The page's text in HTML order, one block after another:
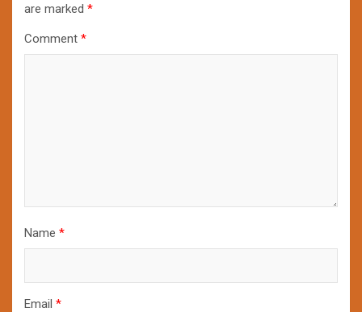
are marked *
Comment *
Name *
Email *